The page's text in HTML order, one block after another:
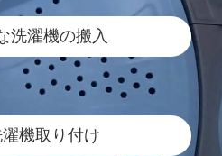
洗濯機の搬入
機取り付け